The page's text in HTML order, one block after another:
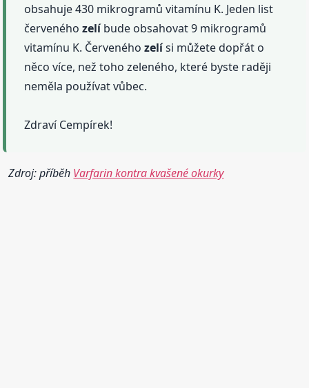
obsahuje 430 mikrogramů vitamínu K. Jeden list
červenéhozelíbude obsahovat 9 mikrogramů
vitamínu K. Červenéhozelísi můžete dopřát o
něco více, než toho zeleného, které byste raději
neměla používat vůbec.
Zdraví Cempírek!
Zdroj: příběh Varfarin kontra kvašené okurky